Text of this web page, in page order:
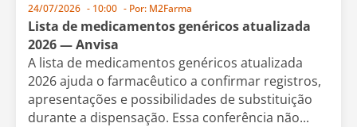
24/07/2026 - 10:00 - Por: M2Farma
Lista de medicamentos genéricos atualizada
2026 — Anvisa
A lista de medicamentos genéricos atualizada
2026 ajuda o farmacêutico a confirmar registros,
apresentações e possibilidades de substituição
durante a dispensação. Essa conferência não...